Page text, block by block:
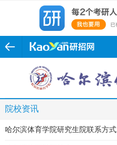
院校资讯
哈尔滨体育学院研究生院联系方式